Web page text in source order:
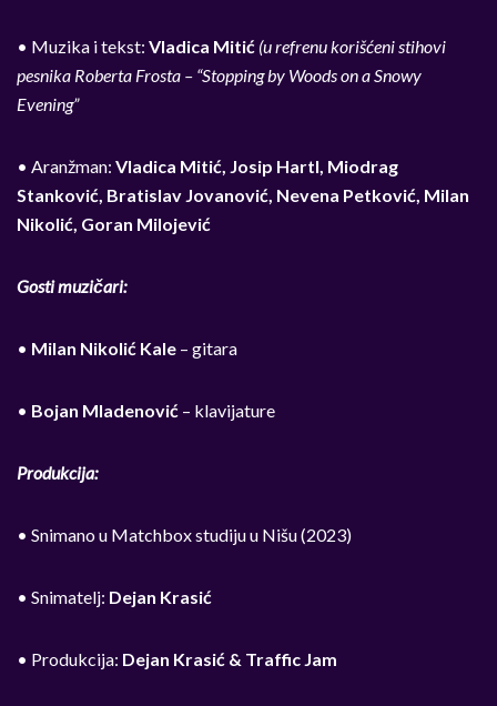
• Muzika i tekst: Vladica Mitić (u refrenu korišćeni stihovi
pesnika Roberta Frosta – “Stopping by Woods on a Snowy
Evening”
• Aranžman: Vladica Mitić, Josip Hartl, Miodrag
Stanković, Bratislav Jovanović, Nevena Petković, Milan
Nikolić, Goran Milojević
Gosti muzičari:
• Milan Nikolić Kale – gitara
• Bojan Mladenović – klavijature
Produkcija:
• Snimano u Matchbox studiju u Nišu (2023)
• Snimatelj: Dejan Krasić
• Produkcija: Dejan Krasić & Traffic Jam